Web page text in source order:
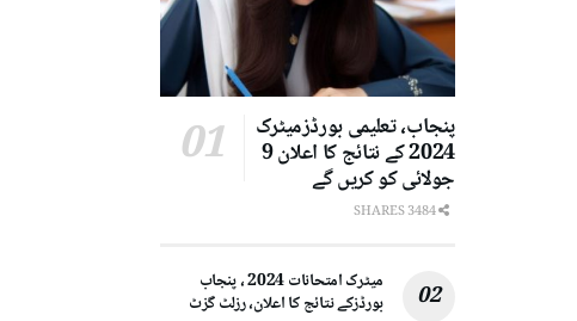
پنجاب، تعلیمی بورڈزمیٹرک
2024 کے نتائج کا اعلان 9
جولائی کو کریں گے
میٹرک امتحانات 2024 ، پنجاب
بورڈزکے نتائج کا اعلان، رزلٹ گزٹ